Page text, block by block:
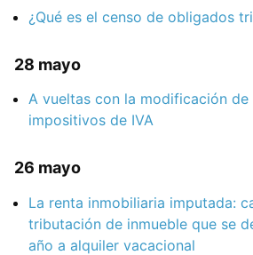
¿Qué es el censo de obligados
28 mayo
A vueltas con la modificación
impositivos de IVA
26 mayo
La renta inmobiliaria imputada:
tributación de inmueble que se
año a alquiler vacacional